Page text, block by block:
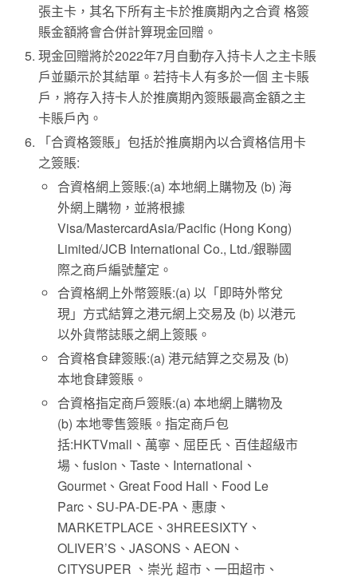
張主卡，其名下所有主卡於推廣期內之合資 格簽
賬金額將會合併計算現金回贈。
現金回贈將於2022年7月自動存入持卡人之主卡賬
戶並顯示於其結單。若持卡人有多於一個 主卡賬
戶，將存入持卡人於推廣期內簽賬最高金額之主
卡賬戶內。
「合資格簽賬」包括於推廣期內以合資格信用卡
之簽賬:
合資格網上簽賬:(a) 本地網上購物及 (b) 海
外網上購物，並將根據
Visa/MastercardAsia/Pacific (Hong Kong)
Limited/JCB International Co., Ltd./銀聯國
際之商戶編號釐定。
合資格網上外幣簽賬:(a) 以「即時外幣兌
現」方式結算之港元網上交易及 (b) 以港元
以外貨幣誌賬之網上簽賬。
合資格食肆簽賬:(a) 港元結算之交易及 (b)
本地食肆簽賬。
合資格指定商戶簽賬:(a) 本地網上購物及
(b) 本地零售簽賬。指定商戶包
括:HKTVmall、萬寧、屈臣氏、百佳超級市
場、fusion、Taste、International、
Gourmet、Great Food Hall、Food Le
Parc、SU-PA-DE-PA、惠康、
MARKETPLACE、3HREESIXTY、
OLIVER’S、JASONS、AEON、
CITYSUPER 、崇光 超市、一田超市、